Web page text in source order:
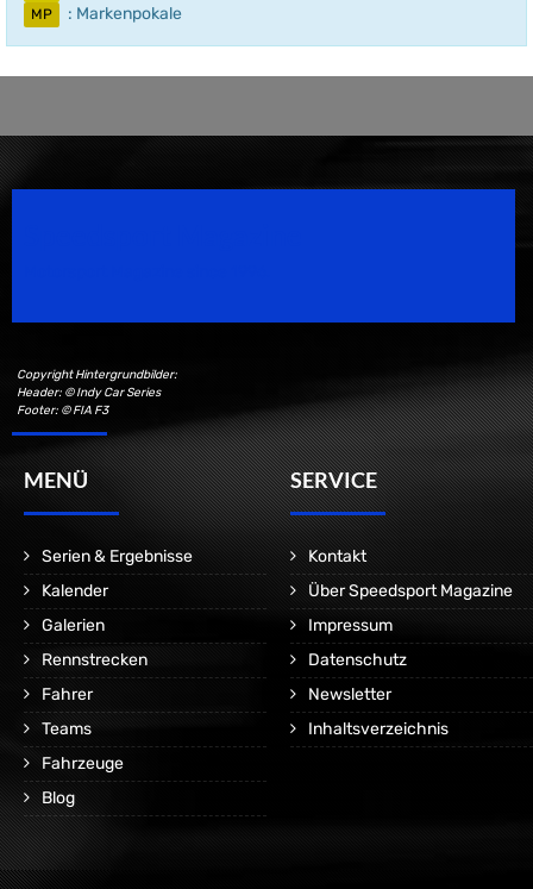
MP : Markenpokale
Copyright Hintergrundbilder:
Header: © Indy Car Series
Footer: © FIA F3
MENÜ
Serien & Ergebnisse
Kalender
Galerien
Rennstrecken
Fahrer
Teams
Fahrzeuge
Blog
SERVICE
Kontakt
Über Speedsport Magazine
Impressum
Datenschutz
Newsletter
Inhaltsverzeichnis